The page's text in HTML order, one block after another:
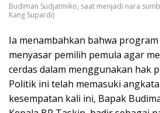
Budiman Sudjatmiko, saat menjadi nara
Kang Supardi)
Ia menambahkan bahwa
menyasar pemilih pemula agar
cerdas dalam menggunakan hak
Politik ini telah memasuki
kesempatan kali ini, Bapak